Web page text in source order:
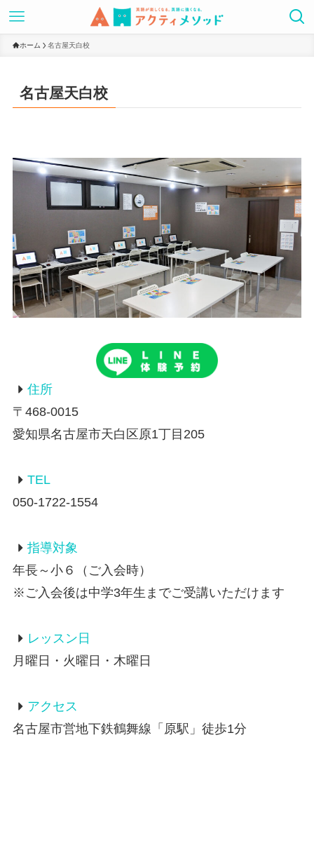
ホーム 名古屋天白校
名古屋天白校
住所
〒468-0015
愛知県名古屋市天白区原1丁目205
TEL
050-1722-1554
指導対象
年長～小６（ご入会時）
※ご入会後は中学3年生までご受講いただけます
レッスン日
月曜日・火曜日・木曜日
アクセス
名古屋市営地下鉄鶴舞線「原駅」徒歩1分